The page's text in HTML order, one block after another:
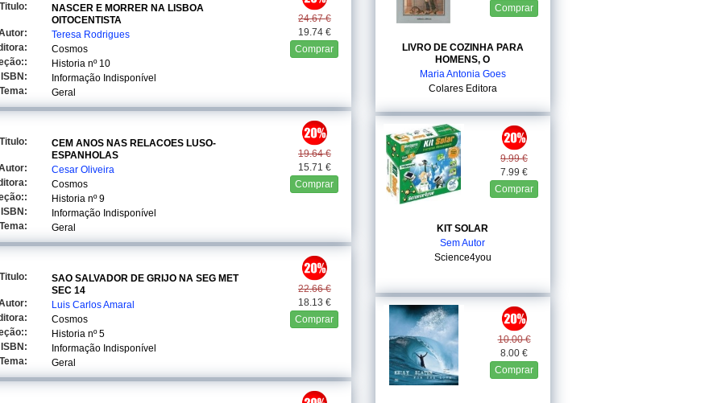
24.67 €
19.74 €
Comprar
Titulo:
NASCER E MORRER NA LISBOA
OITOCENTISTA
Teresa Rodrigues
Cosmos
Historia nº 10
ISBN:
Informação Indisponível
Tema:
Geral
19.64 €
15.71 €
Comprar
Titulo:
CEM ANOS NAS RELACOES LUSO-
ESPANHOLAS
Cesar Oliveira
Cosmos
Historia nº 9
ISBN:
Informação Indisponível
Tema:
Geral
22.66 €
18.13 €
Comprar
Titulo:
SAO SALVADOR DE GRIJO NA SEG MET
SEC 14
Luis Carlos Amaral
Cosmos
Historia nº 5
ISBN:
Informação Indisponível
Tema:
Geral
Comprar
LIVRO DE COZINHA PARA
HOMENS, O
Maria Antonia Goes
Colares Editora
9.99 €
7.99 €
Comprar
KIT SOLAR
Sem Autor
Science4you
10.00 €
8.00 €
Comprar